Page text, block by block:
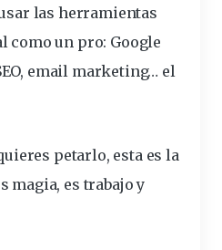
las herramientas
un pro: Google
email marketing… el
petarlo, esta es la
magia, es trabajo y